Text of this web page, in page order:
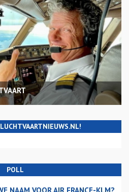
POLL
NAAM VOOR AIR FRANCE-KLM?